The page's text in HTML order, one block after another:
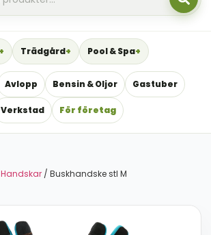
Trädgård Pool & Spa
Avlopp Bensin & Oljor Gastuber
Verkstad För företag
Handskar / Buskhandske stl M